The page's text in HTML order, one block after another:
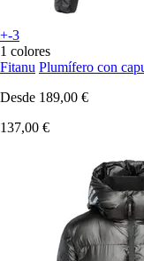
+-3
1 colores
Fitanu Plumífero con
Desde 189,00 €
137,00 €